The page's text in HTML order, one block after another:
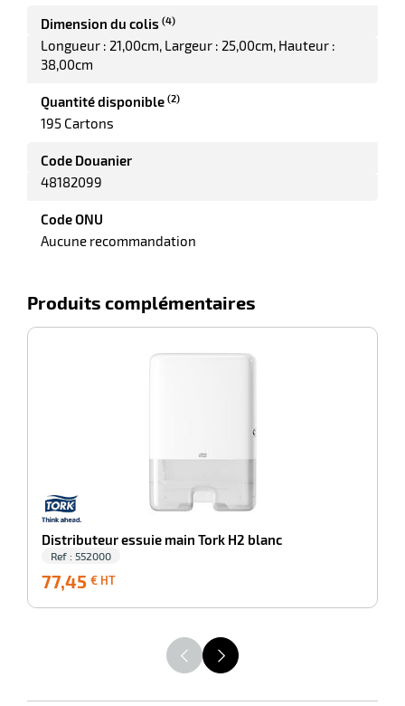
Dimension du colis (4)
Longueur : 21,00cm Largeur : 25,00cm Hauteur :
38,00cm
Quantité disponible (2)
195 Cartons
Code Douanier
48182099
Code ONU
Aucune recommandation
Produits complémentaires
Distributeur essuie main Tork H2 blanc
Ref : 552000
77,45 € HT
HT